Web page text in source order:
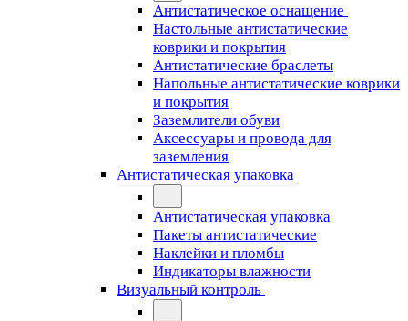
Антистатическое оснащение
Настольные антистатические
коврики и покрытия
Антистатические браслеты
Напольные антистатические коврики
и покрытия
Заземлители обуви
Аксессуары и провода для
заземления
Антистатическая упаковка
Антистатическая упаковка
Пакеты антистатические
Наклейки и пломбы
Индикаторы влажности
Визуальный контроль